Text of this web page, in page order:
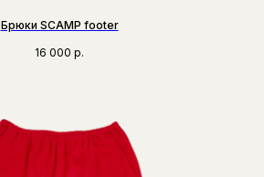
Брюки SCAMP footer
16 000 р.